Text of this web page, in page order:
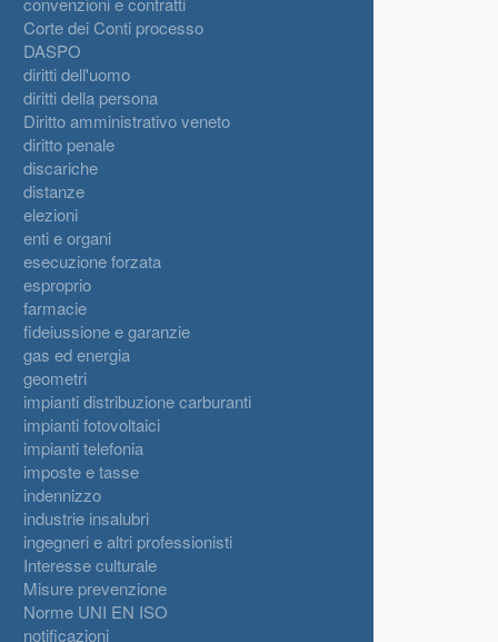
Corte dei Conti processo
DASPO
diritti dell'uomo
diritti della persona
Diritto amministrativo veneto
diritto penale
discariche
distanze
elezioni
enti e organi
esecuzione forzata
esproprio
farmacie
fideiussione e garanzie
gas ed energia
geometri
impianti distribuzione carburanti
impianti fotovoltaici
impianti telefonia
imposte e tasse
indennizzo
industrie insalubri
ingegneri e altri professionisti
Interesse culturale
Misure prevenzione
Norme UNI EN ISO
notificazioni